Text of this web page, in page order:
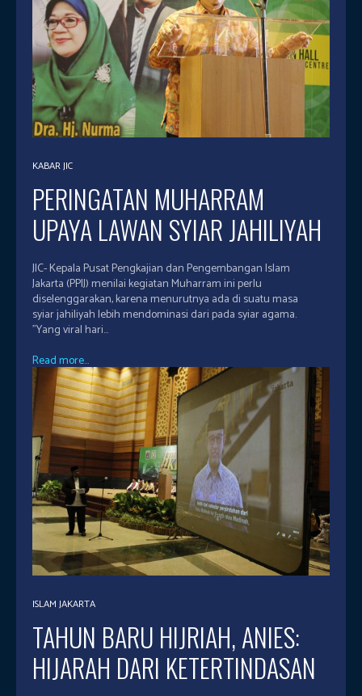
KABAR JIC
PERINGATAN MUHARRAM
UPAYA LAWAN SYIAR JAHILIYAH
JIC- Kepala Pusat Pengkajian dan Pengembangan Islam
Jakarta (PPIJ) menilai kegiatan Muharram ini perlu
diselenggarakan, karena menurutnya ada di suatu masa
syiar jahiliyah lebih mendominasi dari pada syiar agama.
"Yang viral hari...
Read more...
ISLAM JAKARTA
TAHUN BARU HIJRIAH, ANIES:
HIJARAH DARI KETERTINDASAN